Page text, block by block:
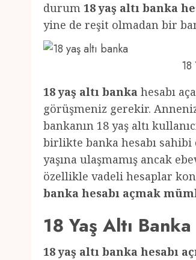
durum 18 yaş altı banka
yine de reşit olmadan bir
18
18 yaş altı banka hesabı
görüşmeniz gerekir.
bankanın 18 yaş altı
birlikte banka hesabı
yaşına ulaşmamış ancak
özellikle vadeli hesaplar
banka hesabı açmak
18 Yaş Altı
18 yaş altı banka hesabı